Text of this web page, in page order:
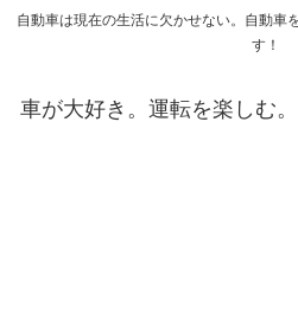
自動車は現在の生活に欠かせない。自動車
す！
車が大好き。運転を楽しむ